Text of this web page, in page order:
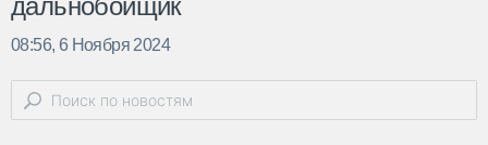
дальнобойщик
08:56, 6 Ноября 2024